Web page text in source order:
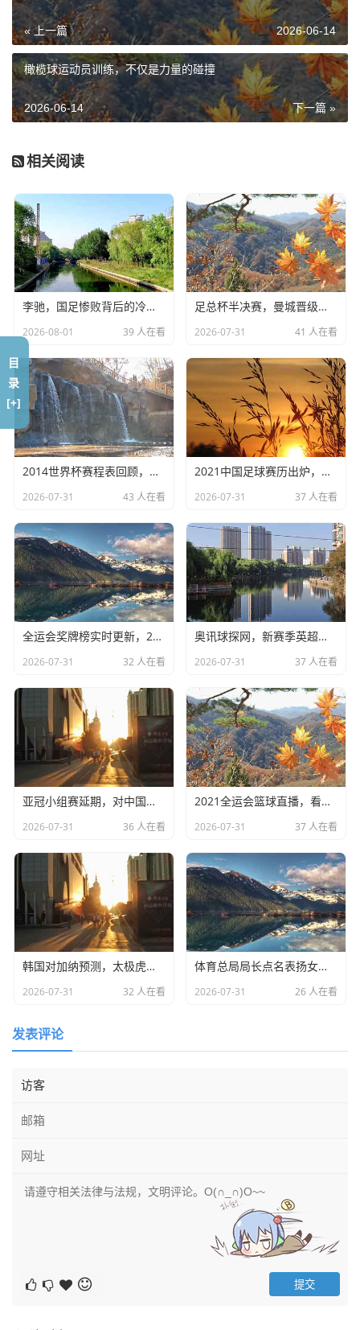
换做普通人，腿早就软了，但弗拉帕尔呢？她就像是在自家
后花园散步一样从容。
那场比赛,她的跑位非常精准，每一次判罚都干脆利落，没有
丝毫的拖泥带水，最让我印象深刻的一个细节是，当德国队
的球员想要围上来抱怨判罚时，弗拉帕尔没有退缩，也没有
歇斯底里地咆哮，她只是平静地看着对方的眼睛，用专业的
从默默无闻到万众瞩目：弗拉帕尔的进阶之路
很多人可能觉得,这会不会是国际足联为了“政治正确”搞的一
场秀？是不是为了博眼球特意安排的一个花瓶？
如果你这么想,那可就大错特错了，弗拉帕尔能站在卡塔尔，
靠的是实打实的“硬实力”，是一步一个脚印踩出来的血路。
咱们来捋一捋她的履历,弗拉帕尔今年（注：根据当前语境）
已经40岁了，她并不是一夜成名，早在2019年，她就已经创
造了历史，成为了执法欧洲超级杯的第一位女性裁判，那场
比赛是利物浦对阵切尔西，火药味十足，但她交出了一份满
分的答卷。
紧接着,2020年，她又成为了第一位执法欧冠男子比赛的女裁
判，当她出现在尤文图斯和基辅迪纳摩的比赛中时，C罗还
在场上踢球呢。
这就好比咱们在公司里,一个新人从基层做起，不管别人怎么
看，不管周围环境多么不友好，就是靠业绩说话，弗拉帕尔
就是这么过来的，她在法国国内早就执法过男子联赛，那是
全世界对抗最激烈的联赛之一，她早就习惯了在肌肉丛林里
穿梭，早就听惯了那些粗鲁的脏话和抱怨。
我看过一个关于她的采访,她说她从小就热爱足球，但因为觉
得踢球没出路，才选择了裁判这条路，她说：“当我吹响哨子
时，我不觉得自己是女人，我只是一名裁判。”
这种纯粹的热爱和职业素养,才是她打破天花板的真正武器，
她不是被“保送”上去的，她是“杀”出重围的。
争议与偏见：足球场上的“玻璃天花板”
咱们也不能把话说得太满,仿佛全世界都在为她鼓掌，现实是
骨感的，偏见就像顽固的牛皮癣，很难根除。
在弗拉帕尔执法世界杯之前,网络上充满了质疑声，有人说：
“女人懂足球吗？越位规则都搞不清楚吧？”还有人说：“女人
的体能能跟上90分钟的高强度跑动吗？万一受伤了怎么办？”
甚至还有更难听的言论，说她是为了“吸睛”。
的性别刻板印象。
车就是不行”、“女人搞不好技术工作”，这种先入为主的观
念，就像一堵无形的墙，挡在女性追求梦想的路上。
经赢得了尊重，但在一些社交媒体上，每当她做出一些有争
议的判罚时，评论区依然会有人把矛头对准她的性别，而不
是针对判罚本身，比如在2023年女足世界杯决赛上，她作为
主裁执法，虽然整体表现不错，但依然有极端球迷拿着放大
这就引出了我的一个观点：
为什么男裁判犯错就是“水平问
« 上一篇 2026-06-14
橄榄球运动员训练，不仅是力量的碰撞
下一篇 »
2026-06-14
相关阅读
李驰，国足惨败背后的冷思考
2026-08-01 39 人在看
足总杯半决赛，曼城晋级，考文垂惊天逆转
2026-07-31 41 人在看
2014世界杯赛程表回顾，巴西之夏的记忆
2026-07-31 43 人在看
2021中国足球赛历出炉，国足能否创造奇迹？
2026-07-31 37 人在看
全运会奖牌榜实时更新，2025前瞻与备战
2026-07-31 32 人在看
奥讯球探网，新赛季英超风云变幻
2026-07-31 37 人在看
亚冠小组赛延期，对中国足球意味着什么？
2026-07-31 36 人在看
2021全运会篮球直播，看懂中国篮球未来
2026-07-31 37 人在看
韩国对加纳预测，太极虎能否力克非洲之星？
2026-07-31 32 人在看
体育总局局长点名表扬女足，精神可嘉但路在何方？
2026-07-31 26 人在看
发表评论
目
录
[+]